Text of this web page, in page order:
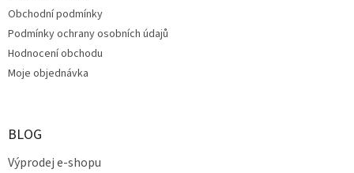
Obchodní podmínky
Podmínky ochrany osobních údajů
Hodnocení obchodu
Moje objednávka
BLOG
Výprodej e-shopu